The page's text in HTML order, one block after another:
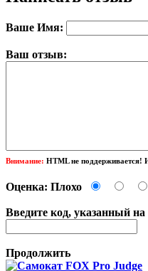
Ваше Имя:
Ваш отзыв:
Внимание: HTML не поддерживается!
Оценка: Плохо
Введите код, указанный на
Продолжить